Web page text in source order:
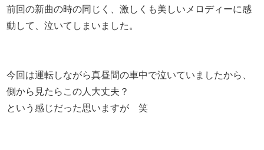
前回の新曲の時の同じく、激しくも美しいメロディーに感
動して、泣いてしまいました。
今回は運転しながら真昼間の車中で泣いていましたから、
側から見たらこの人大丈夫？
という感じだった思いますが 笑